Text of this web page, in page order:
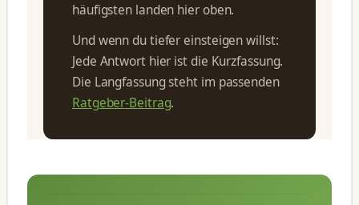
häufigsten landen hier oben.
Und wenn du tiefer einsteigen willst:
Jede Antwort hier ist die Kurzfassung.
Die Langfassung steht im passenden
Ratgeber-Beitrag.